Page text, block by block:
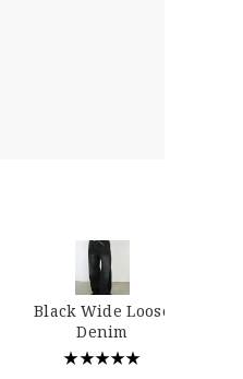
Black Wide Loose
Denim
★★★★★